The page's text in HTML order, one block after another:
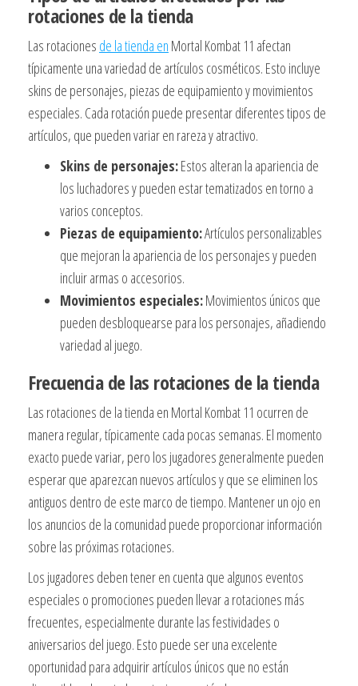
rotaciones de la tienda
Las rotaciones de la tienda en Mortal Kombat 11 afectan
típicamente una variedad de artículos cosméticos. Esto incluye
skins de personajes, piezas de equipamiento y movimientos
especiales. Cada rotación puede presentar diferentes tipos de
artículos, que pueden variar en rareza y atractivo.
Skins de personajes:Estos alteran la apariencia de
los luchadores y pueden estar tematizados en torno a
varios conceptos.
Piezas de equipamiento:Artículos personalizables
que mejoran la apariencia de los personajes y pueden
incluir armas o accesorios.
Movimientos especiales:Movimientos únicos que
pueden desbloquearse para los personajes, añadiendo
variedad al juego.
Frecuencia de las rotaciones de la tienda
Las rotaciones de la tienda en Mortal Kombat 11 ocurren de
manera regular, típicamente cada pocas semanas. El momento
exacto puede variar, pero los jugadores generalmente pueden
esperar que aparezcan nuevos artículos y que se eliminen los
antiguos dentro de este marco de tiempo. Mantener un ojo en
los anuncios de la comunidad puede proporcionar información
sobre las próximas rotaciones.
Los jugadores deben tener en cuenta que algunos eventos
especiales o promociones pueden llevar a rotaciones más
frecuentes, especialmente durante las festividades o
aniversarios del juego. Esto puede ser una excelente
oportunidad para adquirir artículos únicos que no están